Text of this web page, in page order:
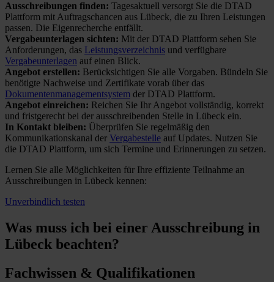
Ausschreibungen finden: Tagesaktuell versorgt Sie die DTAD
Plattform mit Auftragschancen aus Lübeck, die zu Ihren Leistungen
passen. Die Eigenrecherche entfällt.
Vergabeunterlagen sichten: Mit der DTAD Plattform sehen Sie
Anforderungen, das Leistungsverzeichnis und verfügbare
Vergabeunterlagen auf einen Blick.
Angebot erstellen: Berücksichtigen Sie alle Vorgaben. Bündeln Sie
benötigte Nachweise und Zertifikate vorab über das
Dokumentenmanagementsystem der DTAD Plattform.
Angebot einreichen: Reichen Sie Ihr Angebot vollständig, korrekt
und fristgerecht bei der ausschreibenden Stelle in Lübeck ein.
In Kontakt bleiben: Überprüfen Sie regelmäßig den
Kommunikationskanal der Vergabestelle auf Updates. Nutzen Sie
die DTAD Plattform, um sich Termine und Erinnerungen zu setzen.
Lernen Sie alle Möglichkeiten für Ihre effiziente Teilnahme an
Ausschreibungen in Lübeck kennen:
Unverbindlich testen
Was muss ich bei einer Ausschreibung in
Lübeck beachten?
Fachwissen & Qualifikationen